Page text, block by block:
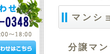
マンシ
分譲マ